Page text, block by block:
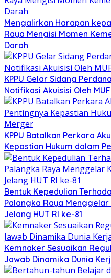
Mengalirkan Harapan
Raya Mengisi Momen
Darah
KPPU Gelar Sidang
Notifikasi Akuisisi Oleh
KPPU Batalkan Perkara
Kepastian Hukum dalam
Bentuk Kepedulian
Palangka Raya
Jelang HUT RI ke-81
Kemnaker Sesuaikan
Jawab Dinamika Dunia